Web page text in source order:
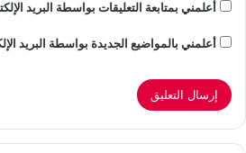
أعلمني بمتابعة التعليقات بواسطة البريد
أعلمني بالمواضيع الجديدة بواسطة البريد